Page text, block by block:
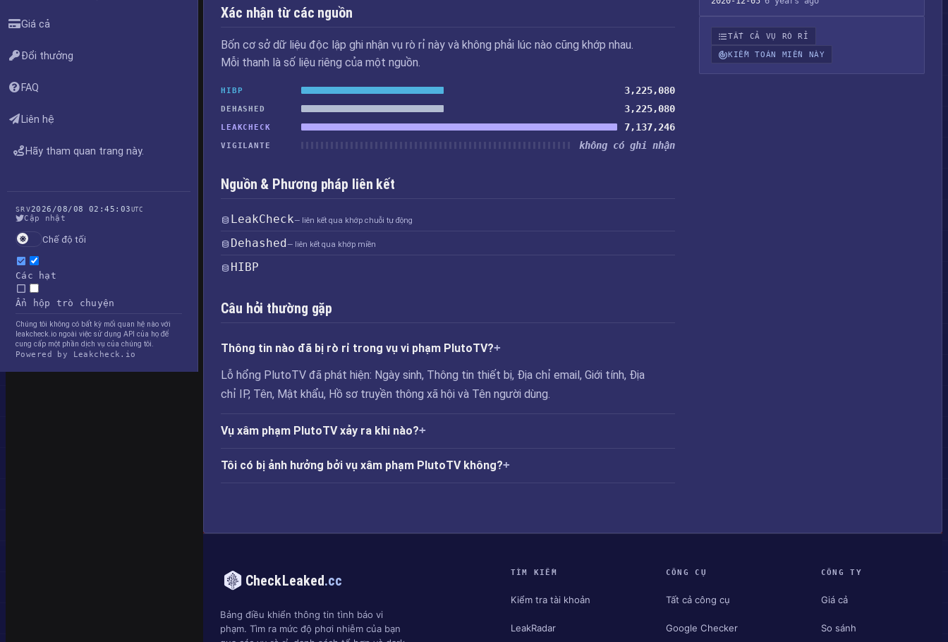
Giá cả
Đổi thưởng
FAQ
Liên hệ
Hãy tham quan trang này.
SRV2026/08/08 02:45:03UTC
Cập nhật
Chế độ tối
Các hạt
Ẩn hộp trò chuyện
Chúng tôi không có bất kỳ mối quan hệ nào với
leakcheck.io ngoài việc sử dụng API của họ để
cung cấp một phần dịch vụ của chúng tôi.
Powered by Leakcheck.io
Xác nhận từ các nguồn
Bốn cơ sở dữ liệu độc lập ghi nhận vụ rò rỉ này và không phải lúc nào cũng khớp nhau.
Mỗi thanh là số liệu riêng của một nguồn.
HIBP 3,225,080
DEHASHED 3,225,080
LEAKCHECK 7,137,246
VIGILANTE không có ghi nhận
Nguồn & Phương pháp liên kết
LeakCheck— liên kết qua khớp chuỗi tự động
Dehashed— liên kết qua khớp miền
HIBP
Câu hỏi thường gặp
Thông tin nào đã bị rò rỉ trong vụ vi phạm PlutoTV?
Lỗ hổng PlutoTV đã phát hiện: Ngày sinh, Thông tin thiết bị, Địa chỉ email, Giới tính, Địa
chỉ IP, Tên, Mật khẩu, Hồ sơ truyền thông xã hội và Tên người dùng.
Vụ xâm phạm PlutoTV xảy ra khi nào?
Tôi có bị ảnh hưởng bởi vụ xâm phạm PlutoTV không?
TẤT CẢ VỤ RÒ RỈ
KIỂM TOÁN MIỀN NÀY
CheckLeaked.cc
Bảng điều khiển thông tin tình báo vi
phạm. Tìm ra mức độ phơi nhiễm của bạn
TÌM KIẾM
Kiểm tra tài khoản
LeakRadar
CÔNG CỤ
Tất cả công cụ
Google Checker
CÔNG TY
Giá cả
So sánh